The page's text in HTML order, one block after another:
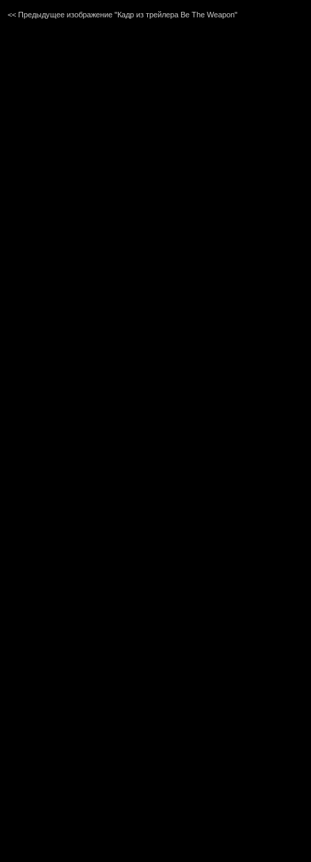
<< Предыдущее изображение "Кадр из трейлера Be The Weapon"